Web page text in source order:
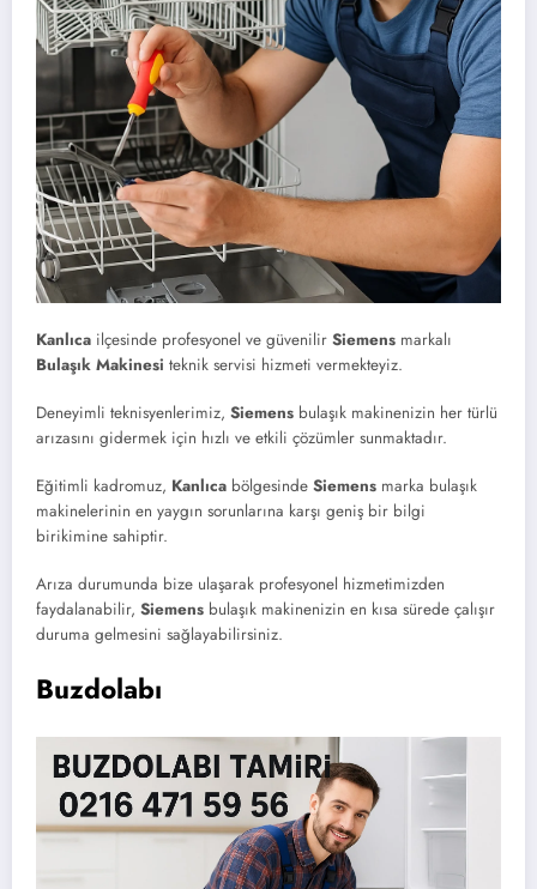
Kanlıca ilçesinde profesyonel ve güvenilir Siemens markalı
Bulaşık Makinesi teknik servisi hizmeti vermekteyiz.
Deneyimli teknisyenlerimiz, Siemens bulaşık makinenizin her türlü
arızasını gidermek için hızlı ve etkili çözümler sunmaktadır.
Eğitimli kadromuz, Kanlıca bölgesinde Siemens marka bulaşık
makinelerinin en yaygın sorunlarına karşı geniş bir bilgi
birikimine sahiptir.
Arıza durumunda bize ulaşarak profesyonel hizmetimizden
faydalanabilir, Siemens bulaşık makinenizin en kısa sürede çalışır
duruma gelmesini sağlayabilirsiniz.
Buzdolabı